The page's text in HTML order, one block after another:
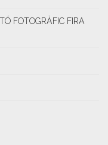
FOTOGRÀFIC FIRA